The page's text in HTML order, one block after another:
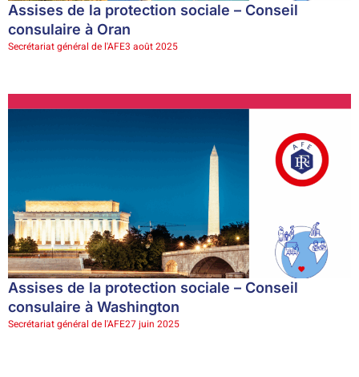
Assises de la protection sociale – Conseil
consulaire à Oran
Secrétariat général de l'AFE3 août 2025
Assises de la protection sociale – Conseil
consulaire à Washington
Secrétariat général de l'AFE27 juin 2025